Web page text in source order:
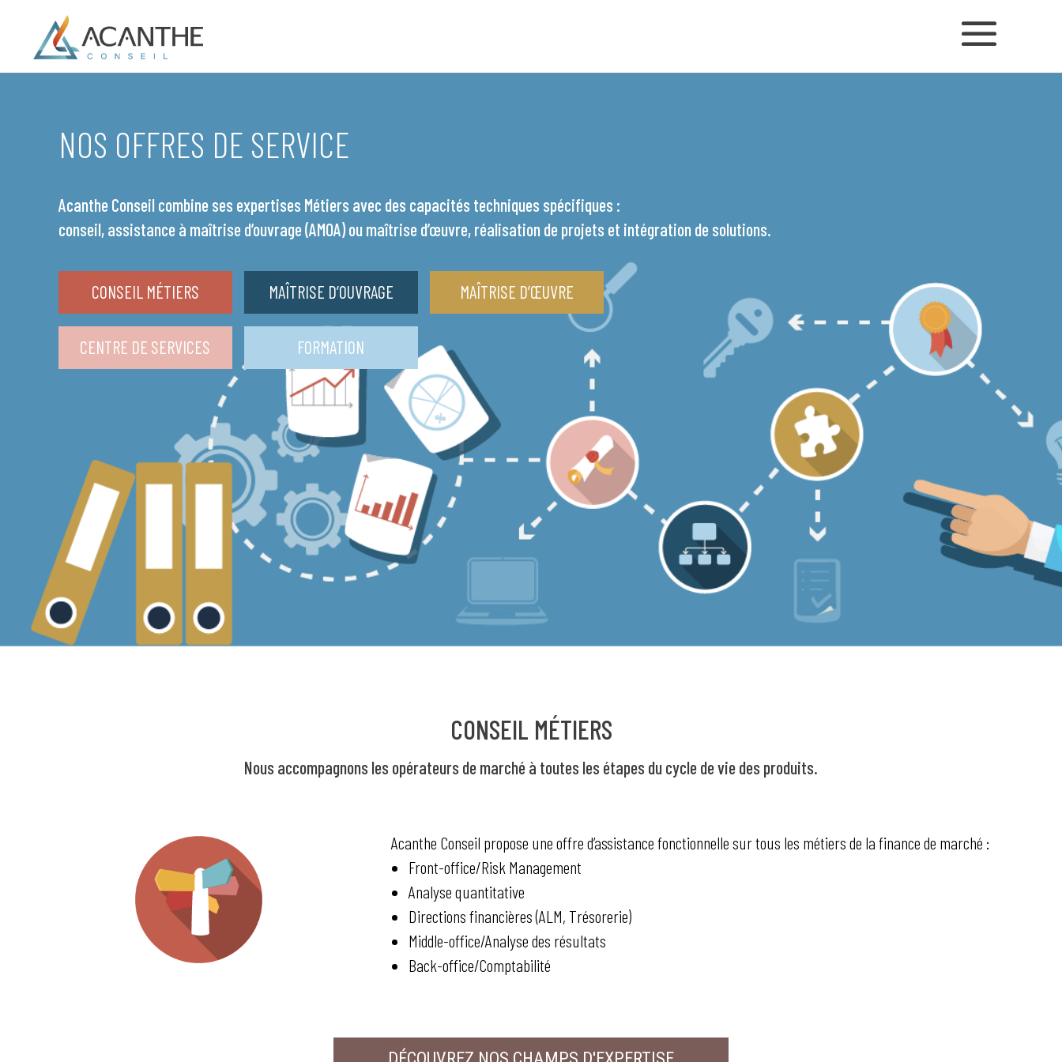
NOS OFFRES DE SERVICE
Acanthe Conseil combine ses expertises Métiers avec des capacités techniques spécifiques :
conseil, assistance à maîtrise d’ouvrage (AMOA) ou maîtrise d’œuvre, réalisation de projets et intégration de solutions.
CONSEIL MÉTIERS MAÎTRISE D’OUVRAGE MAÎTRISE D’ŒUVRE
CENTRE DE SERVICES FORMATION
CONSEIL MÉTIERS
Nous accompagnons les opérateurs de marché à toutes les étapes du cycle de vie des produits.
Acanthe Conseil propose une offre d’assistance fonctionnelle sur tous les métiers de la finance de marché :
Front-office/Risk Management
Analyse quantitative
Directions financières (ALM, Trésorerie)
Middle-office/Analyse des résultats
Back-office/Comptabilité